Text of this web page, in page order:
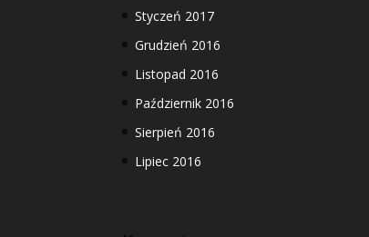
Styczeń 2017
Grudzień 2016
Listopad 2016
Październik 2016
Sierpień 2016
Lipiec 2016